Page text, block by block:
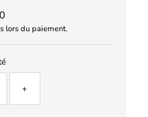
lors du paiement.
+